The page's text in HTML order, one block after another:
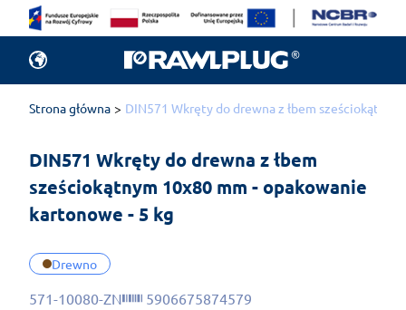
Strona główna DIN571 Wkręty do drewna z łbem
DIN571 Wkręty do drewna z łbem
sześciokątnym 10x80 mm - opakowanie
kartonowe - 5 kg
Drewno
571-10080-ZN 5906675874579